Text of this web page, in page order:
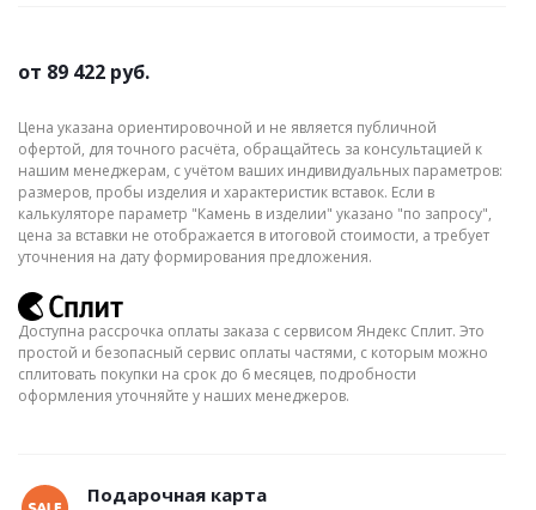
от 89 422 руб.
Цена указана ориентировочной и не является публичной
офертой, для точного расчёта, обращайтесь за консультацией к
нашим менеджерам, с учётом ваших индивидуальных параметров:
размеров, пробы изделия и характеристик вставок. Если в
калькуляторе параметр "Камень в изделии" указано "по запросу",
цена за вставки не отображается в итоговой стоимости, а требует
уточнения на дату формирования предложения.
Доступна рассрочка оплаты заказа с сервисом Яндекс Сплит. Это
простой и безопасный сервис оплаты частями, с которым можно
сплитовать покупки на срок до 6 месяцев, подробности
оформления уточняйте у наших менеджеров.
Подарочная карта